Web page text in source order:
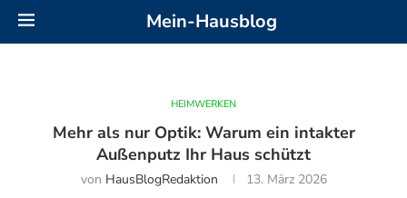
Mein-Hausblog
HEIMWERKEN
Mehr als nur Optik: Warum ein intakter
Außenputz Ihr Haus schützt
von HausBlogRedaktion 13. März 2026